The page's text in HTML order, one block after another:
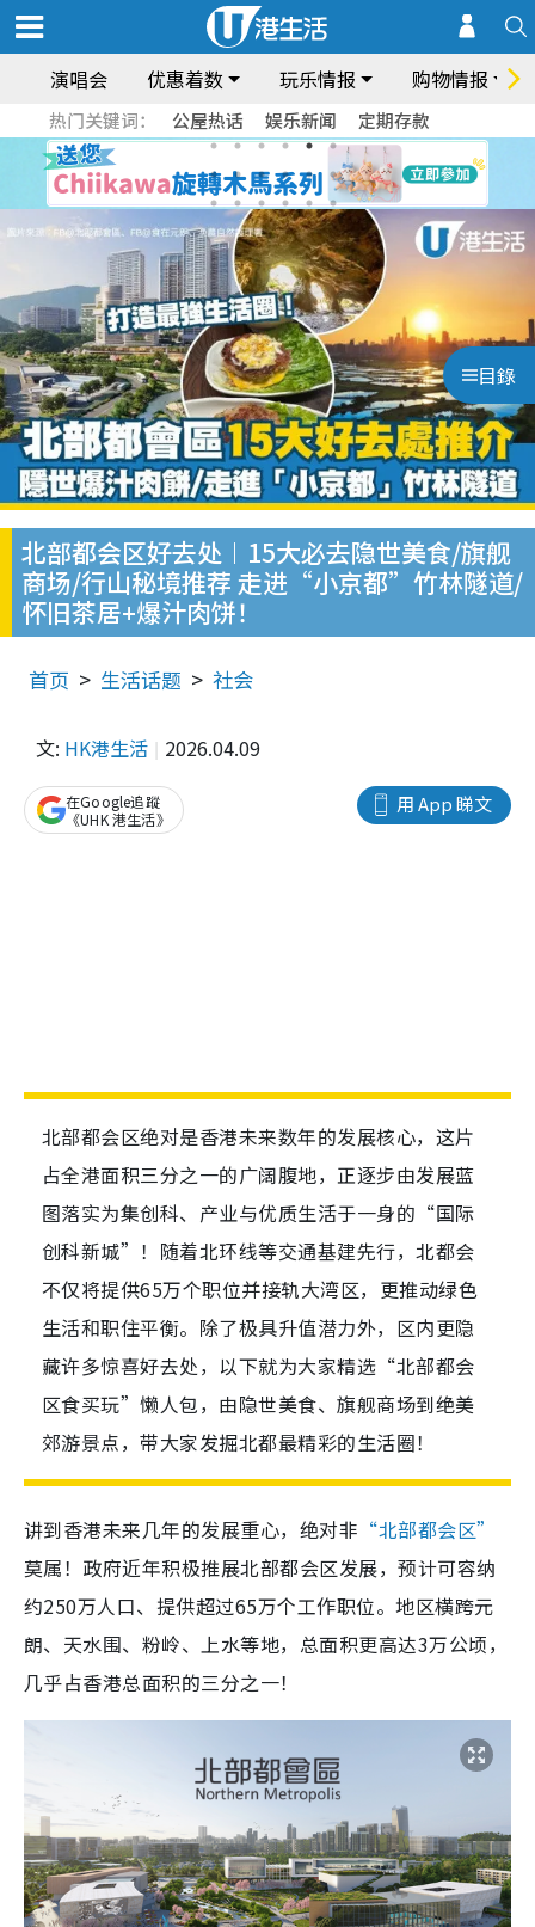
演唱会 优惠着数 玩乐情报 购物情报
热门关键词： 公屋热话 娱乐新闻 定期存款
目錄
北部都会区好去处︱15大必去隐世美食/旗舰
商场/行山秘境推荐 走进“小京都”竹林隧道/
怀旧茶居+爆汁肉饼！
首页 生活话题 社会
文: HK港生活 2026.04.09
用 App 睇文
在Google追蹤
《UHK 港生活》
北部都会区绝对是香港未来数年的发展核心，这片
占全港面积三分之一的广阔腹地，正逐步由发展蓝
图落实为集创科、产业与优质生活于一身的“国际
创科新城”！随着北环线等交通基建先行，北都会
不仅将提供65万个职位并接轨大湾区，更推动绿色
生活和职住平衡。除了极具升值潜力外，区内更隐
藏许多惊喜好去处，以下就为大家精选“北部都会
区食买玩”懒人包，由隐世美食、旗舰商场到绝美
郊游景点，带大家发掘北都最精彩的生活圈！
讲到香港未来几年的发展重心，绝对非 “北部都会区”
莫属！政府近年积极推展北部都会区发展，预计可容纳
约250万人口、提供超过65万个工作职位。地区横跨元
朗、天水围、粉岭、上水等地，总面积更高达3万公顷，
几乎占香港总面积的三分之一！